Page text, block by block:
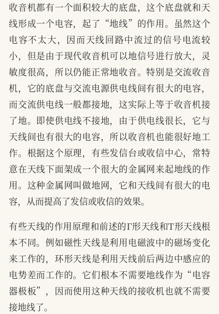
收音机都有一个面积较大的底盘，这个底盘就和天
线形成一个电容，起了“地线”的作用。虽然这个
电容不太大，因而天线回路中流过的信号电流较
小，但是由于现代收音机可以地信号进行放大，灵
敏度很高，所以仍能正常地收音。特别是交流收音
机，它的底盘与交流电源供电线间有很大的电容，
而交流供电线一般都接地，这实际上等于收音机接
了地。即使供电线不接地，由于供电线很长，它与
天线间也有很大的电容，所以收音机也能很好地工
作。根据这个原理，有些发信台或收信中心，常特
意在天线下面架成一个很大的金属网来起地线的作
用。这种金属网叫做地网，它和天线间有很大的电
容，从而提高了发信或收信的效果。
有些天线的作用原理和前述的Г形天线和Т形天线根
本不同。例如磁性天线是利用电磁波中的磁场变化
来工作的，环形天线是利用天线前后两边中感应的
电势差而工作的。它们根本不需要地线作为“电容
器极板”，因而使用这种天线的接收机也就不需要
接地线了。